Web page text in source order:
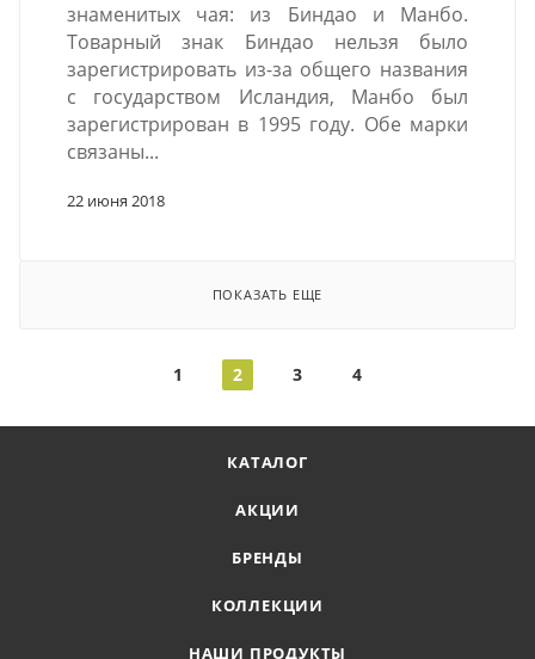
22 июня 2018
знаменитых чая: из Биндао и Манбо.
Товарный знак Биндао нельзя было
зарегистрировать из-за общего названия
с государством Исландия, Манбо был
зарегистрирован в 1995 году. Обе марки
связаны...
ПОКАЗАТЬ ЕЩЕ
1 2 3 4
КАТАЛОГ
АКЦИИ
БРЕНДЫ
КОЛЛЕКЦИИ
НАШИ ПРОДУКТЫ